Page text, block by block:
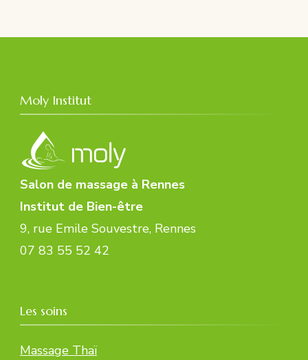
Moly Institut
Salon de massage à Rennes
Institut de Bien-être
9, rue Emile Souvestre, Rennes
07 83 55 52 42
Les soins
Massage Thaï